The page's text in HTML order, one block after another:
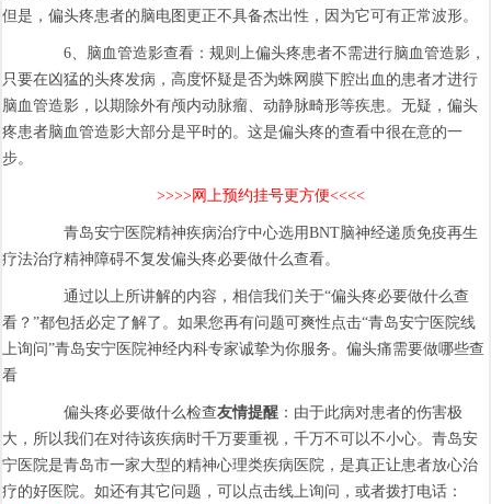
但是，偏头疼患者的脑电图更正不具备杰出性，因为它可有正常波形。
6、脑血管造影查看：规则上偏头疼患者不需进行脑血管造影，
只要在凶猛的头疼发病，高度怀疑是否为蛛网膜下腔出血的患者才进行
脑血管造影，以期除外有颅内动脉瘤、动静脉畸形等疾患。无疑，偏头
疼患者脑血管造影大部分是平时的。这是偏头疼的查看中很在意的一
步。
>>>>网上预约挂号更方便<<<<
青岛安宁医院精神疾病治疗中心选用BNT脑神经递质免疫再生
疗法治疗精神障碍不复发偏头疼必要做什么查看。
通过以上所讲解的内容，相信我们关于“偏头疼必要做什么查
看？”都包括必定了解了。如果您再有问题可爽性点击“青岛安宁医院线
上询问”青岛安宁医院神经内科专家诚挚为你服务。偏头痛需要做哪些查
看
偏头疼必要做什么检查友情提醒 ：由于此病对患者的伤害极
大，所以我们在对待该疾病时千万要重视，千万不可以不小心。青岛安
宁医院是青岛市一家大型的精神心理类疾病医院，是真正让患者放心治
疗的好医院。如还有其它问题，可以点击线上询问，或者拨打电话：